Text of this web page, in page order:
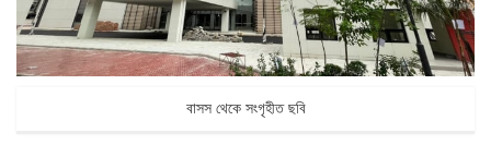
বাসস থেকে সংগৃহীত ছবি